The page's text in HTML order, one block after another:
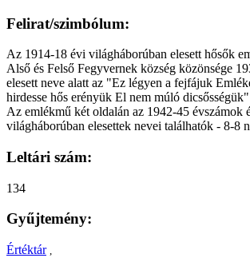
Felirat/szimbólum:
Az 1914-18 évi világháborúban elesett hősők
Alső és Felső Fegyvernek község közönsége
elesett neve alatt az "Ez légyen a fejfájuk
hirdesse hős erényük El nem múló
Az emlékmű két oldalán az 1942-45 évszámok
világháborúban elesettek nevei találhatók - 8-8
Leltári szám:
134
Gyűjtemény:
Értéktár ,